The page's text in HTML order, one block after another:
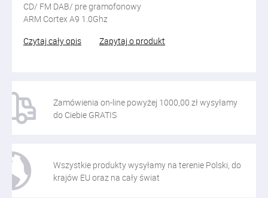
CD/ FM DAB/ pre gramofonowy
ARM Cortex A9 1.0Ghz
Czytaj cały opis
Zapytaj o produkt
Zamówienia on-line powyżej 1000,00 zł wysyłamy
do Ciebie GRATIS
Wszystkie produkty wysyłamy na terenie Polski, do
krajów EU oraz na cały świat